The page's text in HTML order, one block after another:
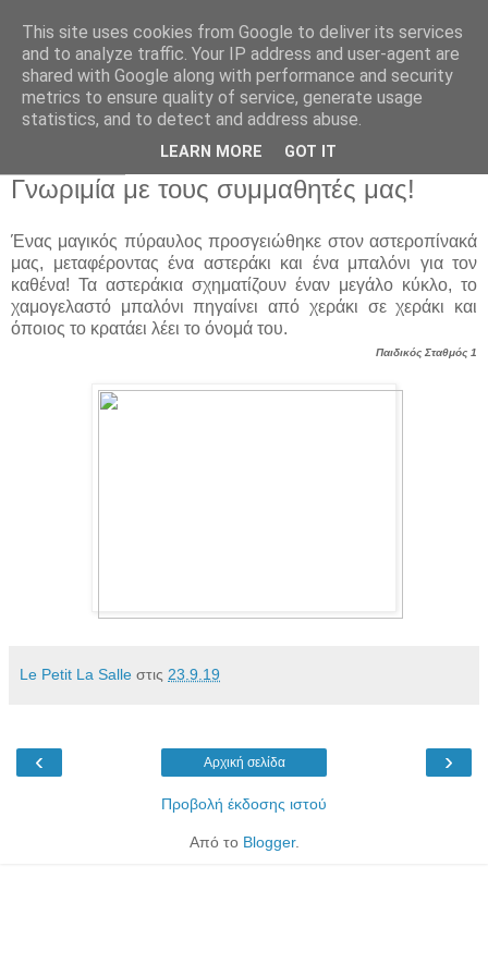
Παιδικός Σταθμός-
Νηπιαγωγείο "ΔΕΛΑΣΑΛ"
Γνωριμία με τους συμμαθητές μας!
Ένας μαγικός πύραυλος προσγειώθηκε στον αστεροπίνακά
μας, μεταφέροντας ένα αστεράκι και ένα μπαλόνι για τον
καθένα! Τα αστεράκια σχηματίζουν έναν μεγάλο κύκλο, το
χαμογελαστό μπαλόνι πηγαίνει από χεράκι σε χεράκι και
όποιος το κρατάει λέει το όνομά του.
Παιδικός Σταθμός 1
Le Petit La Salle στις 23.9.19
‹ ›
Αρχική σελίδα
Προβολή έκδοσης ιστού
Από το Blogger.
This site uses cookies from Google to deliver its services
and to analyze traffic. Your IP address and user-agent are
shared with Google along with performance and security
metrics to ensure quality of service, generate usage
statistics, and to detect and address abuse.
LEARN MORE GOT IT